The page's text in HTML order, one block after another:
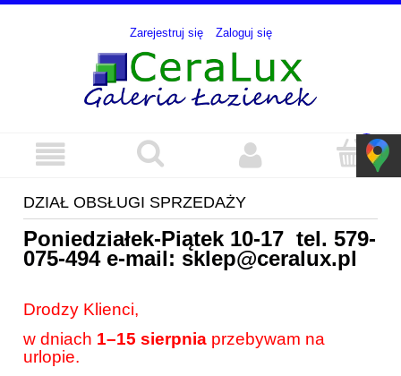
Zarejestruj się Zaloguj się
DZIAŁ OBSŁUGI SPRZEDAŻY
Poniedziałek-Piątek 10-17 tel. 579-
075-494e-mail: sklep@ceralux.pl
Drodzy Klienci,
w dniach 1–15 sierpnia przebywam na
urlopie.